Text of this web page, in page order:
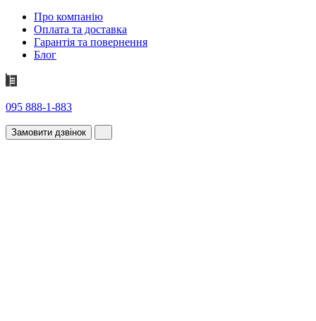
Про компанію
Оплата та доставка
Гарантія та повернення
Блог
095 888-1-883
Замовити дзвінок